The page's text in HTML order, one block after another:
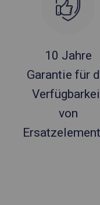
10 Jahre
Garantie für
von